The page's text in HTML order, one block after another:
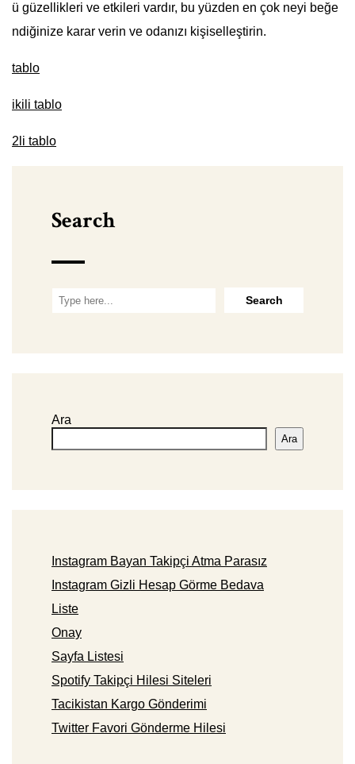
ü güzellikleri ve etkileri vardır, bu yüzden en çok neyi beğe
ndiğinize karar verin ve odanızı kişiselleştirin.
tablo
ikili tablo
2li tablo
Search
Ara
Ara
Instagram Bayan Takipçi Atma Parasız
Instagram Gizli Hesap Görme Bedava
Liste
Onay
Sayfa Listesi
Spotify Takipçi Hilesi Siteleri
Tacikistan Kargo Gönderimi
Twitter Favori Gönderme Hilesi